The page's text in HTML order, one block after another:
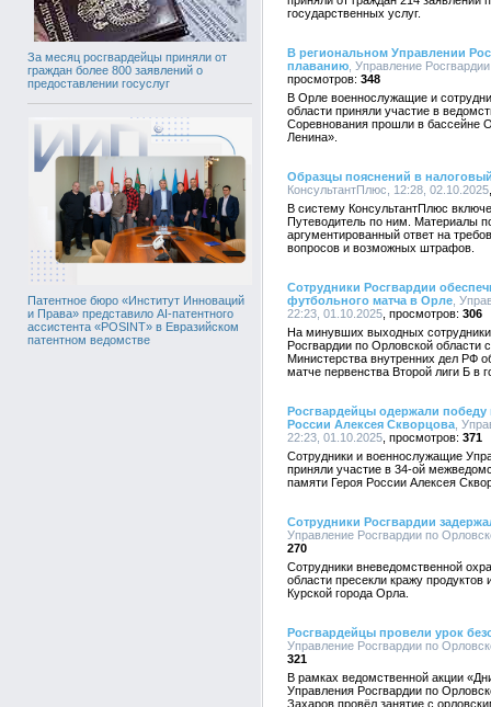
За месяц росгвардейцы приняли от
граждан более 800 заявлений о
предоставлении госуслуг
Патентное бюро «Институт Инноваций
и Права» представило AI-патентного
ассистента «POSINT» в Евразийском
патентном ведомстве
государственных услуг.
В региональном Управлении
плаванию , Управление
348
В Орле военнослужащие и
области приняли участие в
Соревнования прошли в
Ленина».
Образцы пояснений в
КонсультантПлюс, 12:28, 02.10.2025
В систему КонсультантПлюс
Путеводитель по ним. Материалы
аргументированный ответ на
вопросов и возможных штрафов.
Сотрудники Росгвардии
футбольного матча в Орле ,
22:23, 01.10.2025
306
На минувших выходных
Росгвардии по Орловской области
Министерства внутренних дел РФ
матче первенства Второй лиги Б в
Росгвардейцы одержали победу
России Алексея Скворцова ,
22:23, 01.10.2025
371
Сотрудники и военнослужащие
приняли участие в 34-ой
памяти Героя России Алексея
Сотрудники Росгвардии
Управление Росгвардии по
270
Сотрудники вневедомственной
области пресекли кражу продуктов
Курской города Орла.
Росгвардейцы провели урок
Управление Росгвардии по
321
В рамках ведомственной акции
Управления Росгвардии по
Захаров провёл занятие с